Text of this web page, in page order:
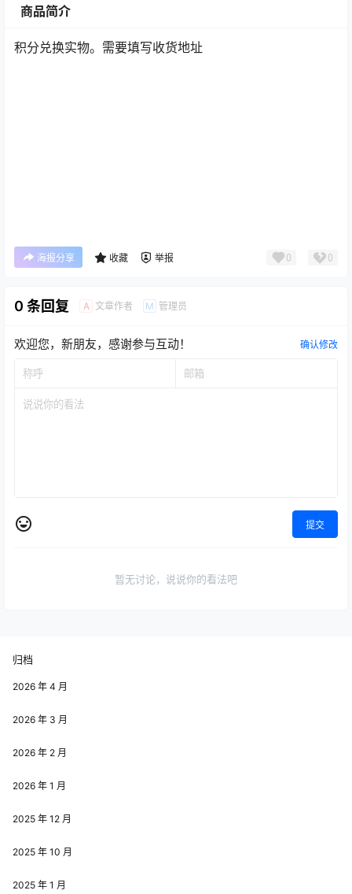
商品简介
积分兑换实物。需要填写收货地址
海报分享 收藏 举报 0 0
0 条回复 A 文章作者 M 管理员
欢迎您，新朋友，感谢参与互动！ 确认修改
提交
暂无讨论，说说你的看法吧
归档
2026 年 4 月
2026 年 3 月
2026 年 2 月
2026 年 1 月
2025 年 12 月
2025 年 10 月
2025 年 1 月